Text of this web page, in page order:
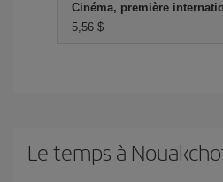
Cinéma, première
5,56 $
Le temps à